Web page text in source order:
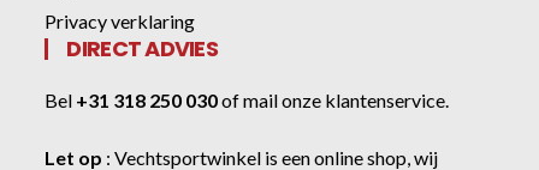
Privacy verklaring
DIRECT ADVIES
Bel +31 318 250 030ofmail onze klantenservice.
Let op :Vechtsportwinkel is een online shop, wij